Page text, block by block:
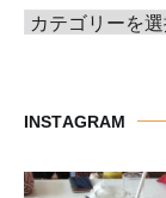
カ
ー
INSTAGRAM